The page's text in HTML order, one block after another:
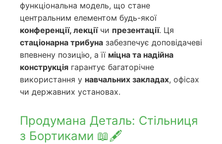
функціональна модель, що стане
центральним елементом будь-якої
конференції, лекціїчи презентації. Ця
стаціонарна трибуна забезпечує доповідачеві
впевнену позицію, а її міцна та надійна
конструкція гарантує багаторічне
використання у навчальних закладах, офісах
чи державних установах.
Продумана Деталь: Стільниця
з Бортиками 📖🖋️